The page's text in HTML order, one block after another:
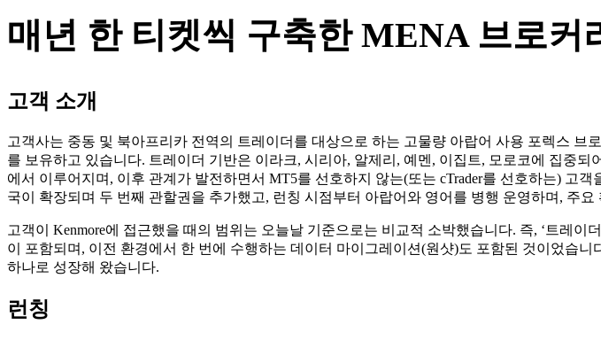
매년 한 티켓씩 구축한 MENA 브로커
고객 소개
고객사는 중동 및 북아프리카 전역의 트레이더를 대상으로 하는 고물량 아랍어 사용 포렉스
를 보유하고 있습니다. 트레이더 기반은 이라크, 시리아, 알제리, 예멘, 이집트, 모로코에 집중
에서 이루어지며, 이후 관계가 발전하면서 MT5를 선호하지 않는(또는 cTrader를 선호하는) 고
국이 확장되며 두 번째 관할권을 추가했고, 런칭 시점부터 아랍어와 영어를 병행 운영하며, 주
고객이 Kenmore에 접근했을 때의 범위는 오늘날 기준으로는 비교적 소박했습니다. 즉, ‘트레
이 포함되며, 이전 환경에서 한 번에 수행하는 데이터 마이그레이션(원샷)도 포함된 것이었습
하나로 성장해 왔습니다.
런칭